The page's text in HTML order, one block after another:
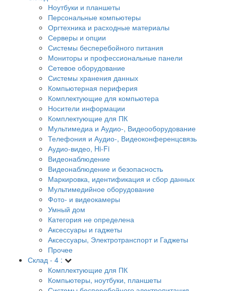
Ноутбуки и планшеты
Персональные компьютеры
Оргтехника и расходные материалы
Серверы и опции
Системы бесперебойного питания
Мониторы и профессиональные панели
Сетевое оборудование
Системы хранения данных
Компьютерная периферия
Комплектующие для компьютера
Носители информации
Комплектующие для ПК
Мультимедиа и Аудио-, Видеооборудование
Телефония и Аудио-, Видеоконференцсвязь
Аудио-видео, Hi-Fi
Видеонаблюдение
Видеонаблюдение и безопасность
Маркировка, идентификация и сбор данных
Мультимедийное оборудование
Фото- и видеокамеры
Умный дом
Категория не определена
Аксессуары и гаджеты
Аксессуары, Электротранспорт и Гаджеты
Прочее
Склад - 4 :
Комплектующие для ПК
Компьютеры, ноутбуки, планшеты